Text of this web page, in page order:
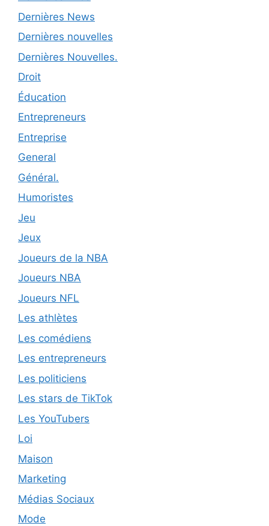
Dernières News
Dernières nouvelles
Dernières Nouvelles.
Droit
Éducation
Entrepreneurs
Entreprise
General
Général.
Humoristes
Jeu
Jeux
Joueurs de la NBA
Joueurs NBA
Joueurs NFL
Les athlètes
Les comédiens
Les entrepreneurs
Les politiciens
Les stars de TikTok
Les YouTubers
Loi
Maison
Marketing
Médias Sociaux
Mode